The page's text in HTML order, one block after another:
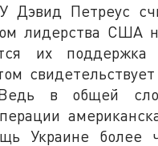
Дэвид Петреус
лидерства США
их поддержка
Ведь в общей
Украине более